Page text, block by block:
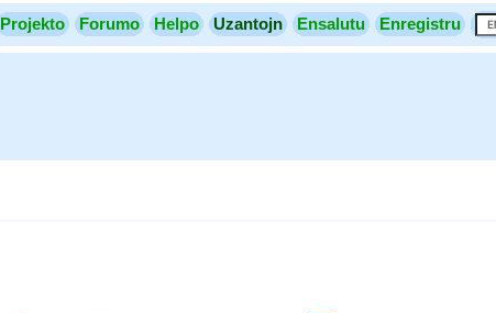
Projekto Forumo Helpo Uzantojn Ensalutu Enregistru